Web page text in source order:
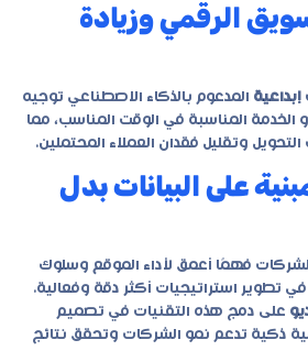
الرقمي وزيادة
المدعوم بالذكاء الاصطناعي توجيه
الخدمة المناسبة في الوقت المناسب، مما
وتقليل فقدان العملاء المحتملين.
على البيانات بدل
فهمًا أعمق لأداء الموقع وسلوك
تطوير استراتيجيات أكثر دقة وفعالية.
على دمج هذه التقنيات في تصميم
ذكية تدعم نمو الشركات وتحقق نتائج